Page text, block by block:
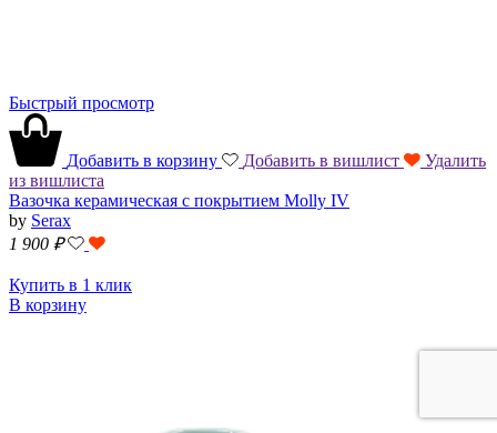
Быстрый просмотр
Добавить в корзину Добавить в вишлист
Удалить
из вишлиста
Вазочка керамическая с покрытием Molly IV
by Serax
1 900 ₽
Купить в 1 клик
В корзину